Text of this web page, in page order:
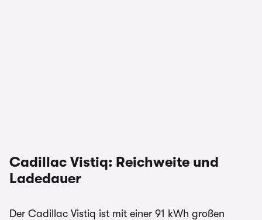
Cadillac Vistiq: Reichweite und
Ladedauer
Der Cadillac Vistiq ist mit einer 91 kWh großen